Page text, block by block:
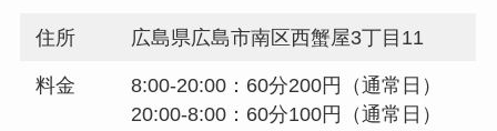
住所 広島県広島市南区西蟹屋3丁目11
料金
8:00-20:00：60分200円（通常日）
20:00-8:00：60分100円（通常日）